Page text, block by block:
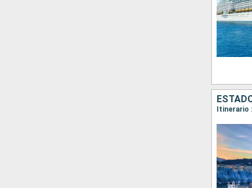
Itinerario